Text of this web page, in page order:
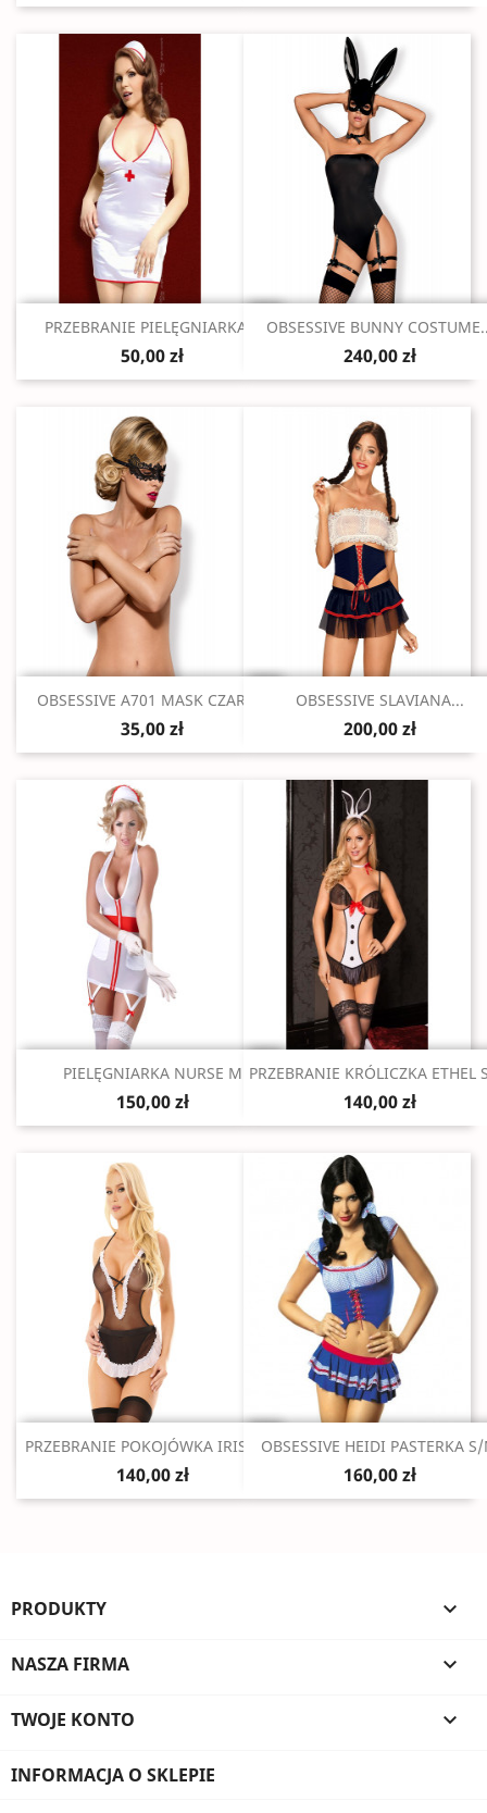
Szybki podgląd
PRZEBRANIE PIELĘGNIARKA...
50,00 zł
Szybki podgląd
OBSESSIVE BUNNY
240,00 zł
Szybki podgląd
OBSESSIVE A701 MASK CZARNA
35,00 zł
Szybki podgląd
OBSESSIVE SLAVIANA...
200,00 zł
Szybki podgląd
PIELĘGNIARKA NURSE M
150,00 zł
Szybki podgląd
PRZEBRANIE KRÓLICZKA ETHEL
140,00 zł
Szybki podgląd
PRZEBRANIE POKOJÓWKA IRIS M/L
140,00 zł
Szybki podgląd
OBSESSIVE HEIDI PASTERKA
160,00 zł
PRODUKTY 
NASZA FIRMA 
TWOJE KONTO 
INFORMACJA O SKLEPIE